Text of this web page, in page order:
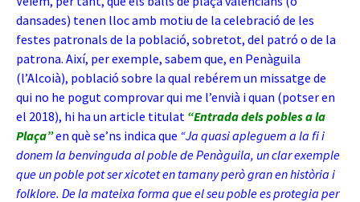
dansades) tenen lloc amb motiu de la celebració de les
festes patronals de la població, sobretot, del patró o de la
patrona. Així, per exemple, sabem que, en Penàguila
(l’Alcoià), població sobre la qual rebérem un missatge de
qui no he pogut comprovar qui me l’envià i quan (potser en
el 2018), hi ha un article titulat “Entrada dels pobles a la
Plaça”en què se’ns indica que “Ja quasi apleguem a la fi i
donem la benvinguda al poble de Penàguila, un clar exemple
que un poble pot ser xicotet en tamany però gran en història i
folklore. De la mateixa forma que el seu poble es protegia per